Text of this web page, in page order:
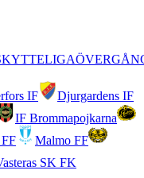
IF
Djurgardens IF
IF Brommapojkarna
Malmo FF
SK FK